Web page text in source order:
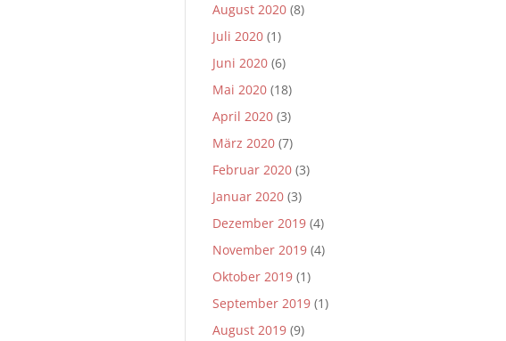
August 2020 (8)
Juli 2020 (1)
Juni 2020 (6)
Mai 2020 (18)
April 2020 (3)
März 2020 (7)
Februar 2020 (3)
Januar 2020 (3)
Dezember 2019 (4)
November 2019 (4)
Oktober 2019 (1)
September 2019 (1)
August 2019 (9)